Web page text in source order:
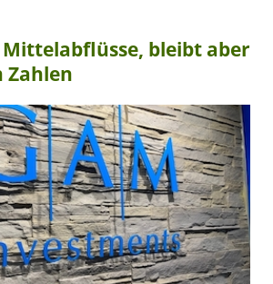
Mittelabflüsse, bleibt aber
Zahlen